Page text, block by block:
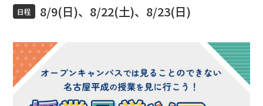
日程 8/9(日)、8/22(土)、8/23(日)